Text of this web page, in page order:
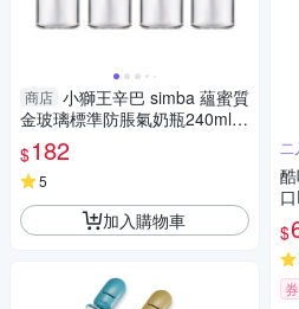
商店 小獅王辛巴 simba 蘊蜜質
金玻璃標準防脹氣奶瓶240ml
(多款可選)
$182
5
加入購物車
二
$
券